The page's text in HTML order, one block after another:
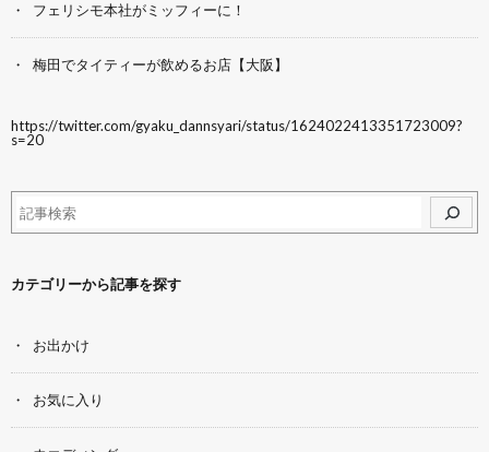
フェリシモ本社がミッフィーに！
梅田でタイティーが飲めるお店【大阪】
https://twitter.com/gyaku_dannsyari/status/1624022413351723009?
s=20
カテゴリーから記事を探す
お出かけ
お気に入り